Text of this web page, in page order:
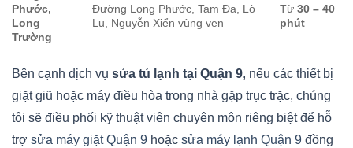
Phước,
Long
Trường
Đường Long Phước, Tam Đa, Lò
Lu, Nguyễn Xiển vùng ven
Từ30 – 40
phút
Bên cạnh dịch vụ sửa tủ lạnh tại Quận 9, nếu các thiết bị
giặt giũ hoặc máy điều hòa trong nhà gặp trục trặc, chúng
tôi sẽ điều phối kỹ thuật viên chuyên môn riêng biệt để hỗ
trợ sửa máy giặt Quận 9 hoặc sửa máy lạnh Quận 9 đồng